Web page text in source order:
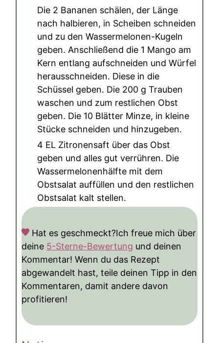
Die 2 Bananen schälen, der Länge
nach halbieren, in Scheiben schneiden
und zu den Wassermelonen-Kugeln
geben. Anschließend die 1 Mango am
Kern entlang aufschneiden und Würfel
herausschneiden. Diese in die
Schüssel geben. Die 200 g Trauben
waschen und zum restlichen Obst
geben. Die 10 Blätter Minze, in kleine
Stücke schneiden und hinzugeben.
4 EL Zitronensaft über das Obst
geben und alles gut verrühren. Die
Wassermelonenhälfte mit dem
Obstsalat auffüllen und den restlichen
Obstsalat kalt stellen.
Hat es geschmeckt?Ich freue mich über
deine 5-Sterne-Bewertung und deinen
Kommentar! Wenn du das Rezept
abgewandelt hast, teile deinen Tipp in den
Kommentaren, damit andere davon
profitieren!